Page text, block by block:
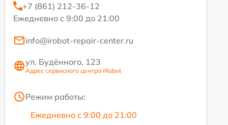
+7 (861) 212-36-12
Ежедневно с 9:00 до 21:00
info@irobot-repair-center.ru
ул. Будённого, 123
Адрес сервисного центра iRobot
Режим работы:
Ежедневно с 9:00 до 21:00